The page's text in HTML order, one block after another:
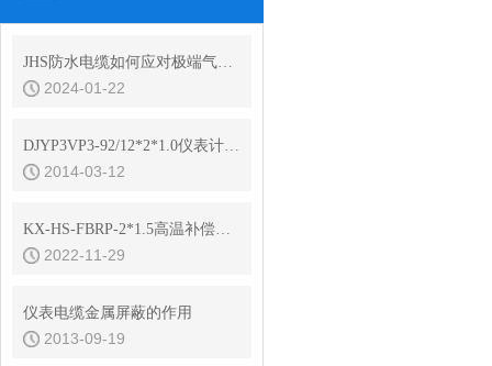
JHS防水电缆如何应对极端气候条件下的工作？
2024-01-22
DJYP3VP3-92/12*2*1.0仪表计算机电缆技术规格
2014-03-12
KX-HS-FBRP-2*1.5高温补偿导线规格书
2022-11-29
仪表电缆金属屏蔽的作用
2013-09-19